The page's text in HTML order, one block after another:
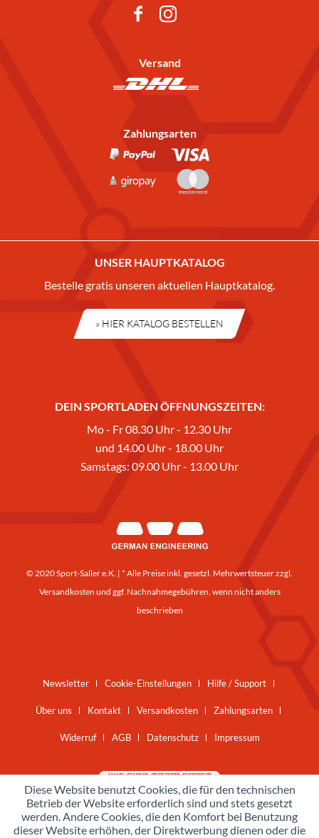
Versand
Zahlungsarten
UNSER HAUPTKATALOG
Bestelle gratis unseren aktuellen Hauptkatalog.
» HIER KATALOG BESTELLEN
DEIN SPORTLADEN ÖFFNUNGSZEITEN:
Mo - Fr 08.30 Uhr - 12.30 Uhr
und 14.00 Uhr - 18.00 Uhr
Samstags: 09.00 Uhr - 13.00 Uhr
© 2020 Sport-Saller e.K. | * Alle Preise inkl. gesetzl. Mehrwertsteuer zzgl.
Versandkosten und ggf. Nachnahmegebühren, wenn nicht anders
beschrieben
Newsletter Cookie-Einstellungen Hilfe / Support
Über uns Kontakt Versandkosten Zahlungsarten
Widerruf AGB Datenschutz Impressum
Diese Website benutzt Cookies, die für den technischen
Betrieb der Website erforderlich sind und stets gesetzt
werden. Andere Cookies, die den Komfort bei Benutzung
dieser Website erhöhen, der Direktwerbung dienen oder die